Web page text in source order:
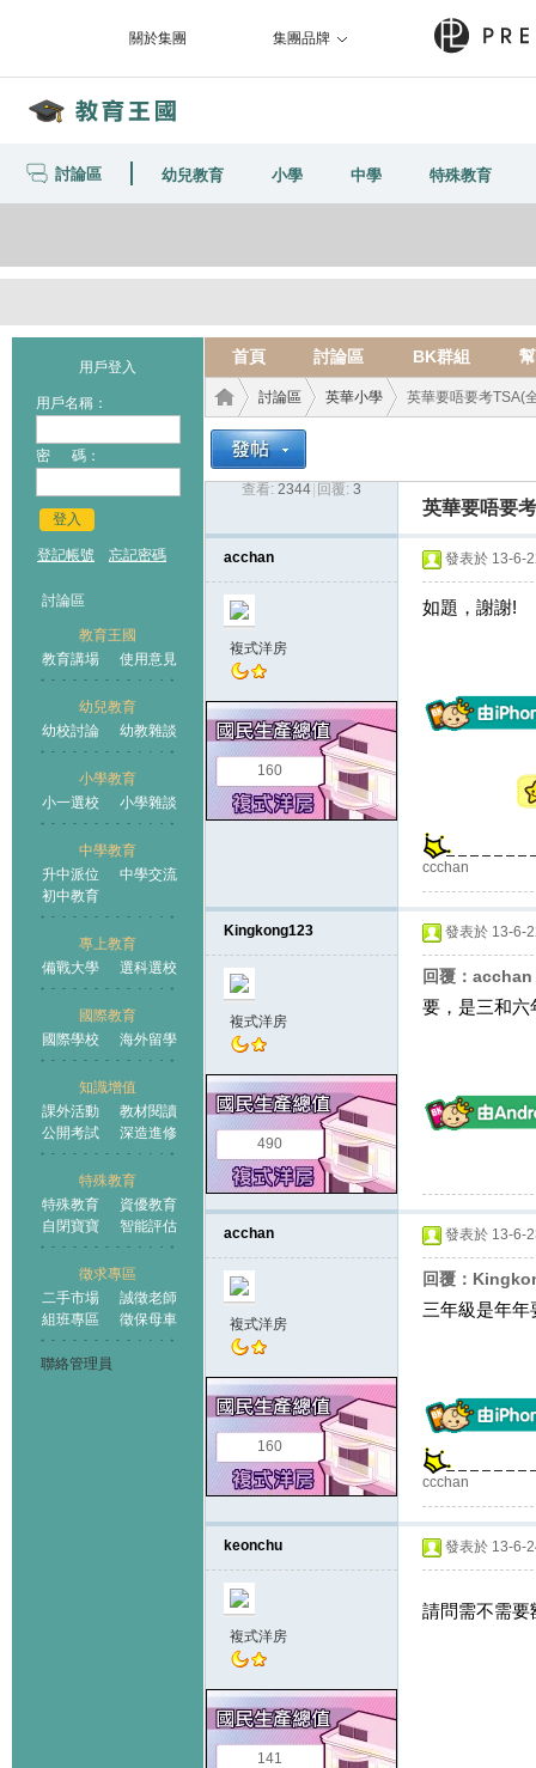
關於集團 集團品牌
討論區 幼兒教育 小學 中學 特殊教育
用戶登入
用戶名稱：
密 碼：
登入
登記帳號 忘記密碼
討論區
教育王國
教育講場
使用意見
幼兒教育
幼校討論
幼教雜談
小學教育
小一選校
小學雜談
中學教育
升中派位
中學交流
初中教育
專上教育
備戰大學
選科選校
國際教育
國際學校
海外留學
知識增值
課外活動
教材閱讀
公開考試
深造進修
特殊教育
特殊教育
資優教育
自閉寶寶
智能評估
徵求專區
二手市場
誠徵老師
組班專區
徵保母車
聯絡管理員
首頁 討論區 BK群組
王國
討論區 英華小學 英華要唔要考TSA(
查看: 2344 回覆: 3
英華要唔要
acchan
複式洋房
160
發表於 13-6-
如題，謝謝!
ccchan
Kingkong123
複式洋房
490
發表於 13-6-
回覆：acchan
要，是三和六
acchan
複式洋房
160
發表於 13-6-
回覆：
三年級是年
ccchan
keonchu
複式洋房
141
發表於 13-6-
請問需不需要